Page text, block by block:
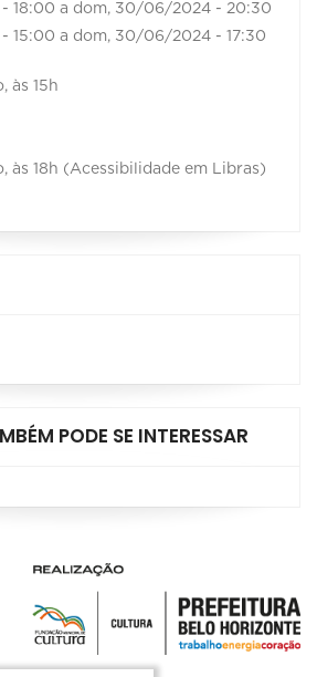
18:00 a dom, 30/06/2024 - 20:30
15:00 a dom, 30/06/2024 - 17:30
às 15h
às 18h (Acessibilidade em Libras)
PODE SE INTERESSAR